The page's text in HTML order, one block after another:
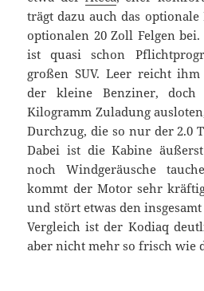
trägt dazu auch das optionale
optionalen 20 Zoll Felgen
ist quasi schon
großen SUV. Leer reicht
der kleine Benziner,
Kilogramm Zuladung
Durchzug, die so nur der 2.0
Dabei ist die Kabine
noch Windgeräusche
kommt der Motor sehr
und stört etwas den
Vergleich ist der Kodiaq
aber nicht mehr so frisch wie